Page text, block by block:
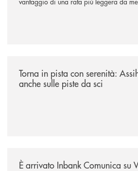
Torna in pista con serenità:
anche sulle piste da sci
È arrivato Inbank Comunica su